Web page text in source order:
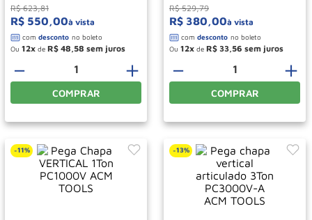
R$ 623,81
R$ 550,00à vista
Ou 12 de R$ 48,58
＋
－
COMPRAR
R$ 529,79
R$ 380,00à vista
Ou 12 de R$ 33,56
＋
－
COMPRAR
-11% -13%